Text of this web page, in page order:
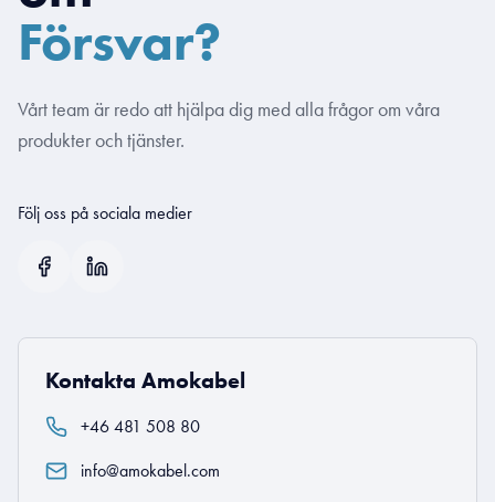
Försvar?
Vårt team är redo att hjälpa dig med alla frågor om våra
produkter och tjänster.
Följ oss på sociala medier
Kontakta Amokabel
+46 481 508 80
info@amokabel.com